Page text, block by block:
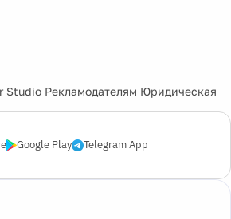
Studio Рекламодателям Юридическая
Google Play Telegram App